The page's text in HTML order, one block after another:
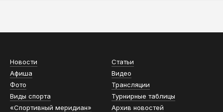
Новости
Статьи
Афиша
Видео
Фото
Трансляции
Виды спорта
Турнирные таблицы
«Спортивный меридиан»
Архив новостей